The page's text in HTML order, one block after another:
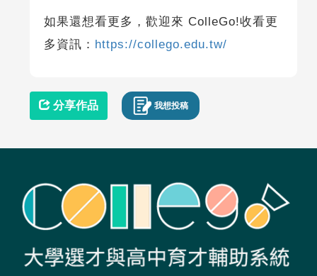
如果還想看更多，歡迎來 ColleGo!收看更
多資訊： https://collego.edu.tw/
分享作品 我想投稿